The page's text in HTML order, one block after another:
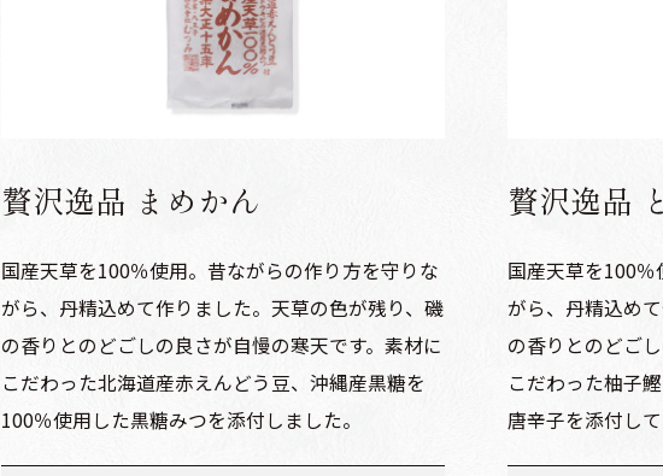
贅沢逸品 まめかん
国産天草を100％使用。昔ながらの作り方を守りな
がら、丹精込めて作りました。天草の色が残り、磯
の香りとのどごしの良さが自慢の寒天です。素材に
こだわった北海道産赤えんどう豆、沖縄産黒糖を
100％使用した黒糖みつを添付しました。
贅沢逸品
国産天草を100
がら、丹精込め
の香りとのどご
こだわった柚子
唐辛子を添付して